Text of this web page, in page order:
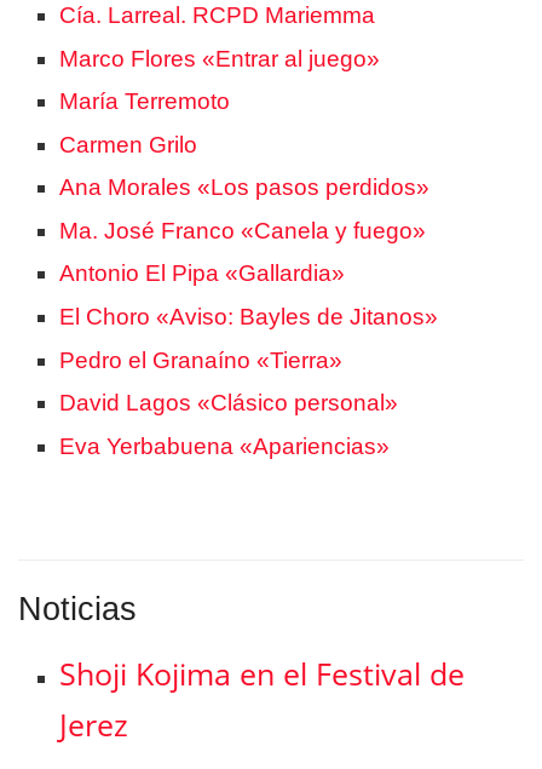
Cía. Larreal. RCPD Mariemma
Marco Flores «Entrar al juego»
María Terremoto
Carmen Grilo
Ana Morales «Los pasos perdidos»
Ma. José Franco «Canela y fuego»
Antonio El Pipa «Gallardia»
El Choro «Aviso: Bayles de Jitanos»
Pedro el Granaíno «Tierra»
David Lagos «Clásico personal»
Eva Yerbabuena «Apariencias»
Noticias
Shoji Kojima en el Festival de
Jerez